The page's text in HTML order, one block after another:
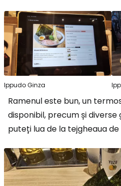
Ippudo Ginza
Ramenul este bun, un
disponibil, precum și
puteți lua de la tejgheaua de